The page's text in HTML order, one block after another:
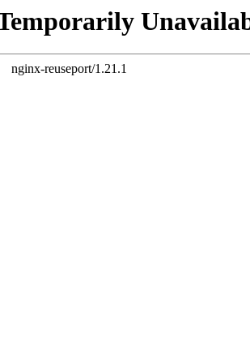
nginx-reuseport/1.21.1